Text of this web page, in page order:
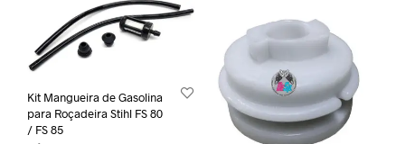
Kit Mangueira de Gasolina
para Roçadeira Stihl FS 80
/ FS 85